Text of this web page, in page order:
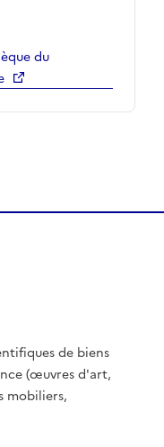
du
de biens
(œuvres d'art,
mobiliers,